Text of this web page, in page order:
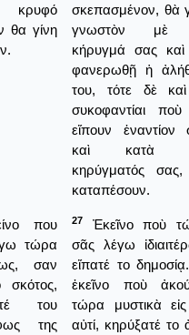
κρυφό
θα γίνη
σκεπασμένον, θὰ
γνωστὸν μὲ
κήρυγμά σας
φανερωθῇ ἡ
του, τότε δὲ
συκοφαντίαι
εἴπουν ἐναντίον
καὶ κατὰ
κηρύγματός
καταπέσουν.
που
τώρα
σαν
σκότος,
του
της
27
Ἐκεῖνο ποὺ
σᾶς λέγω
εἴπατέ το
ἐκεῖνο ποὺ
τώρα μυστικὰ
αὐτί, κηρύξατέ το